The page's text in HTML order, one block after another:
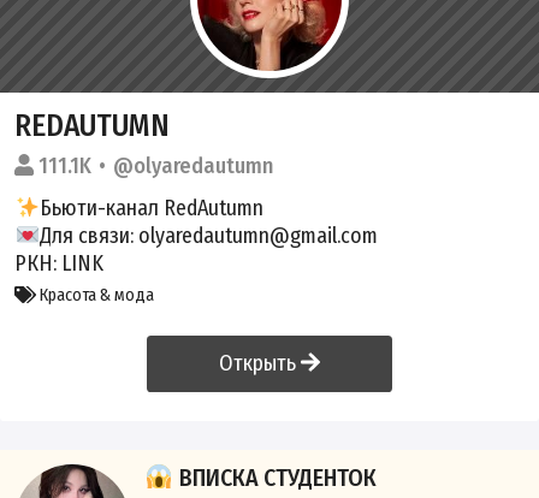
REDAUTUMN
111.1K
@olyaredautumn
Бьюти-канал RedAutumn
Для связи: olyaredautumn@gmail.com
РКН: LINK
Красота & мода
Открыть
ВПИСКА СТУДЕНТОК